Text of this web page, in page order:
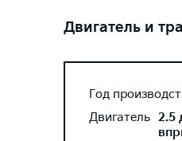
Двигатель и
Год
Двигатель 2.5